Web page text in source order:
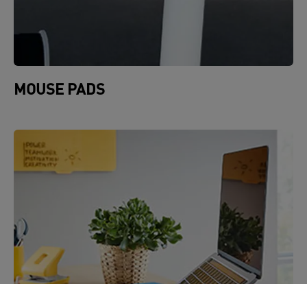
MOUSE PADS